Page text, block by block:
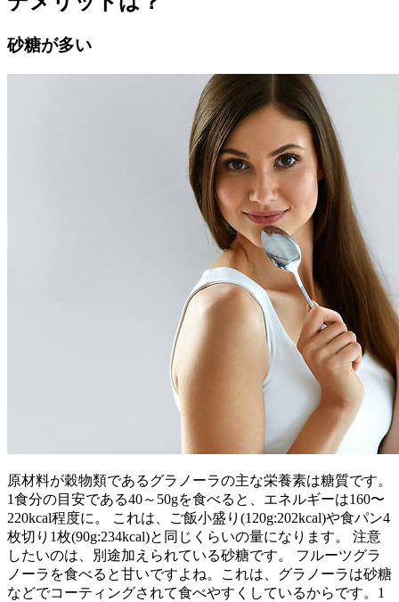
砂糖が多い
原材料が穀物類であるグラノーラの主な栄養素は糖質です。
1食分の目安である40～50gを食べると、エネルギーは160〜
220kcal程度に。 これは、ご飯小盛り(120g:202kcal)や食パン4
枚切り1枚(90g:234kcal)と同じくらいの量になります。 注意
したいのは、別途加えられている砂糖です。 フルーツグラ
ノーラを食べると甘いですよね。これは、グラノーラは砂糖
などでコーティングされて食べやすくしているからです。1